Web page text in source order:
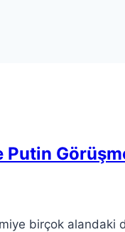
Putin
birçok alandaki